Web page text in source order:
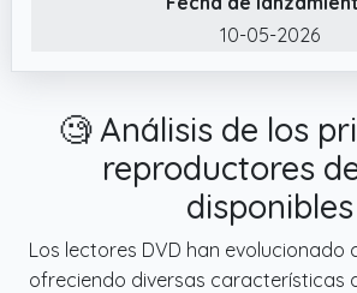
✔️ Plug & Play. Esta ORIGBELIE
alimentación adicionales!
conecte el conector USB tipo A
cable de datos a su
grabadora de CD será detectada
automáticamente.
10-05-2026
🧐 Análisis de los
reproductores
disponibles
Los lectores DVD han evolucionado
ofreciendo diversas características